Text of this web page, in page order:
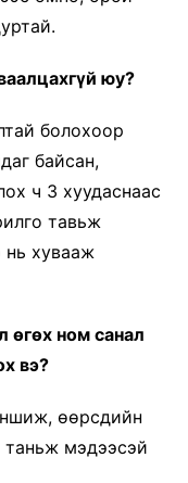
юу?
болохоор
байсан,
ч 3 хуудаснаас
тавьж
нь хувааж
өгөх ном санал
вэ?
өөрсдийн
таньж мэдээсэй